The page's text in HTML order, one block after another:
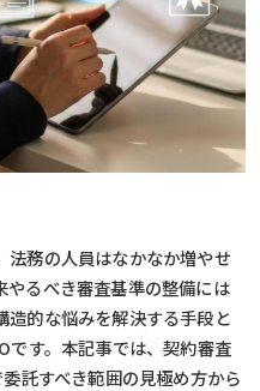
法務の人員はなかなか増やせ
やるべき審査基準の整備には
造的な悩みを解決する手段と
Oです。本記事では、契約審査
託すべき範囲の見極め方から